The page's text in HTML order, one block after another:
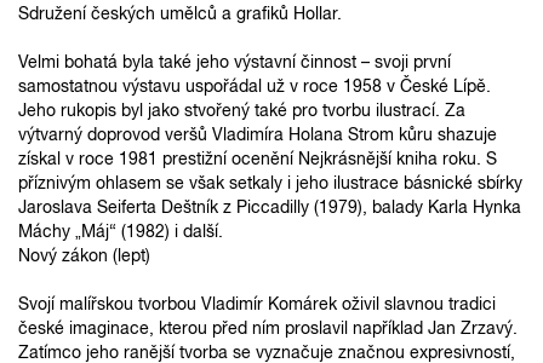
Sdružení českých umělců a grafiků Hollar.
Velmi bohatá byla také jeho výstavní činnost – svoji první
samostatnou výstavu uspořádal už v roce 1958 v České Lípě.
Jeho rukopis byl jako stvořený také pro tvorbu ilustrací. Za
výtvarný doprovod veršů Vladimíra Holana Strom kůru shazuje
získal v roce 1981 prestižní ocenění Nejkrásnější kniha roku. S
příznivým ohlasem se však setkaly i jeho ilustrace básnické sbírky
Jaroslava Seiferta Deštník z Piccadilly (1979), balady Karla Hynka
Máchy „Máj“ (1982) i další.
Nový zákon (lept)
Svojí malířskou tvorbou Vladimír Komárek oživil slavnou tradici
české imaginace, kterou před ním proslavil například Jan Zrzavý.
Zatímco jeho ranější tvorba se vyznačuje značnou expresivností,